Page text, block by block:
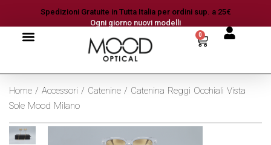
Spedizioni Gratuite in Tutta Italia per ordini sup. a 25€
Ogni giorno nuovi modelli
0
Home / Accessori / Catenine / Catenina Reggi Occhiali Vista
Sole Mood Milano